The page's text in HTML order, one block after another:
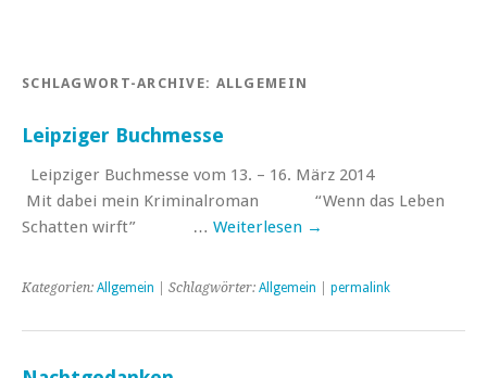
SCHLAGWORT-ARCHIVE: ALLGEMEIN
Leipziger Buchmesse
Leipziger Buchmesse vom 13. – 16. März 2014
Mit dabei mein Kriminalroman “Wenn das Leben
Schatten wirft” … Weiterlesen →
Kategorien: Allgemein | Schlagwörter: Allgemein permalink